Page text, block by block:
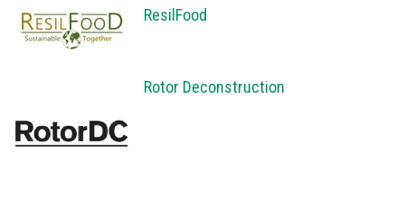
ResilFood
Rotor Deconstruction